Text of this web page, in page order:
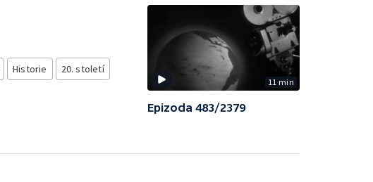
Historie
20. století
11 min
Epizoda 483/2379